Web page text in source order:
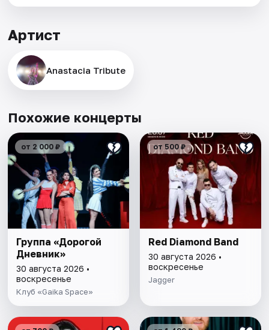
Артист
Anastacia Tribute
Похожие концерты
от 2 000 ₽
Группа «Дорогой
Дневник»
30 августа 2026 •
воскресенье
Клуб «Gaika Space»
от 500 ₽
Red Diamond Band
30 августа 2026 •
воскресенье
Jagger